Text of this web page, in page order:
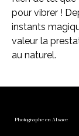
pour vibrer !
instants
valeur la
au naturel.
Photographe en Alsace